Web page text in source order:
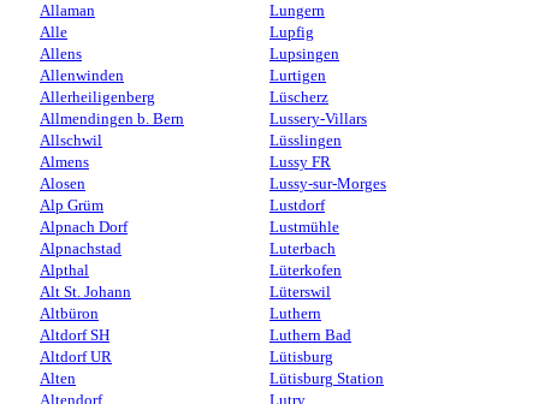
Allaman
Alle
Allens
Allenwinden
Allerheiligenberg
Allmendingen b. Bern
Allschwil
Almens
Alosen
Alp Grüm
Alpnach Dorf
Alpnachstad
Alpthal
Alt St. Johann
Altbüron
Altdorf SH
Altdorf UR
Alten
Altendorf
Lungern
Lupfig
Lupsingen
Lurtigen
Lüscherz
Lussery-Villars
Lüsslingen
Lussy FR
Lussy-sur-Morges
Lustdorf
Lustmühle
Luterbach
Lüterkofen
Lüterswil
Luthern
Luthern Bad
Lütisburg
Lütisburg Station
Lutry